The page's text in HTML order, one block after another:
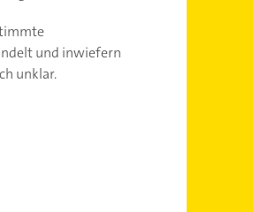
und inwiefern
unklar.